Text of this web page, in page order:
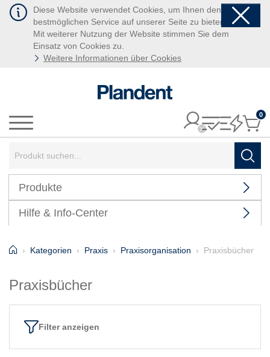
Diese Website verwendet Cookies, um Ihnen den
bestmöglichen Service auf unserer Seite zu bieten.
Mit weiterer Nutzung der Website stimmen Sie dem
Einsatz von Cookies zu.
Weitere Informationen über Cookies
Menü
0
Produkte
Hilfe & Info-Center
HomeKategorien Praxis Praxisorganisation Praxisbücher
Praxisbücher
Filter anzeigen